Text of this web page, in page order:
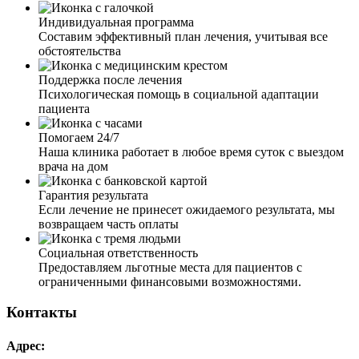
была поставлена капельница – у дочери было сильное
отравление. От ваших услуг только положительные
эмоции и результат.
Я человек в возрасте, сердце подводит. И тут
трехдневный запой, чувствую, что сам не выдержал бы.
Спустился к соседу, он как-то говорил, что его
выводили из запоя. Взял ваш номер и позвонил. Очень
приветливая девушка задала мне вопросы про возраст,
про хронические заболевания, аллергии и так далее.
Озвучила сумму за услуги. Приехал врач, осмотрел,
сделал ЭКГ, померил давление, согласовав со мной
препараты, поставил капельницу. Очень доволен
работой и результатом. Быстро, четко и по делу.
День рождение я продолжал отмечать четверо суток. На
одышкой, апатией и слабостью. Решил позвонить, найдя
Индивидуальная программа
Составим эффективный план лечения, учитывая все
обстоятельства
Поддержка после лечения
Психологическая помощь в социальной адаптации
пациента
Помогаем 24/7
Наша клиника работает в любое время суток с выездом
врача на дом
Гарантия результата
Если лечение не принесет ожидаемого результата, мы
возвращаем часть оплаты
Социальная ответственность
Предоставляем льготные места для пациентов с
ограниченными финансовыми возможностями.
Контакты
Адрес: